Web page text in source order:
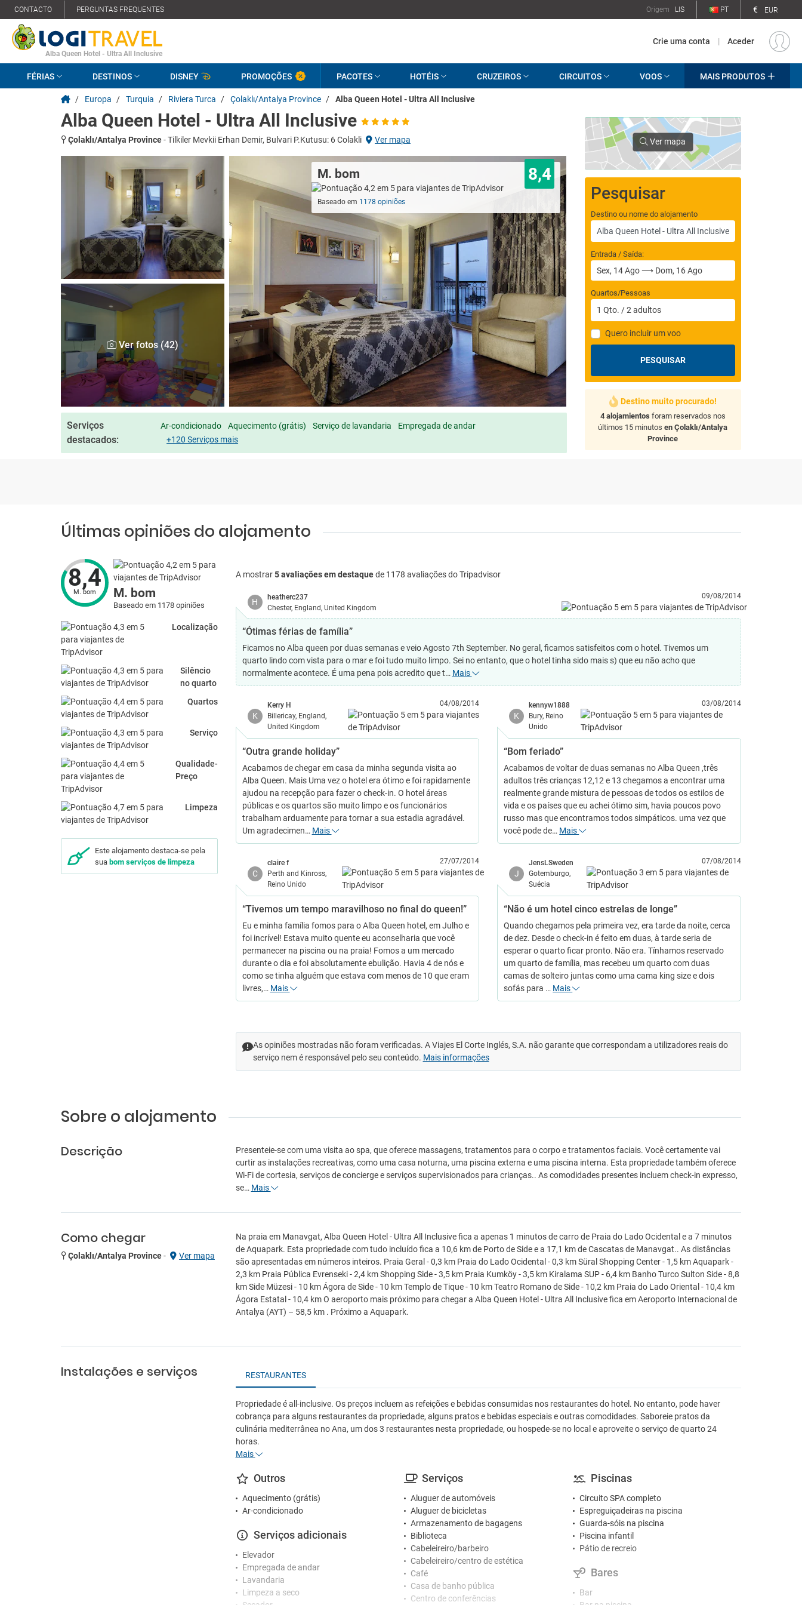
CONTACTO PERGUNTAS FREQUENTES Origem LIS PT € EUR
Alba Queen Hotel - Ultra All Inclusive
Crie uma conta | Aceder
FÉRIAS DESTINOS DISNEY PROMOÇÕES PACOTES HOTÉIS CRUZEIROS CIRCUITOS VOOS MAIS PRODUTOS
/ Europa / Turquia / Riviera Turca / Çolaklı/Antalya Province / Alba Queen Hotel - Ultra All Inclusive
Alba Queen Hotel - Ultra All Inclusive
Çolaklı/Antalya Province-Tilkiler Mevkii Erhan Demir, Bulvari P.Kutusu: 6 Colakli Ver mapa
Ver fotos (42)
M. bom 8,4
Baseado em 1178 opiniões
Serviços
destacados:
Ar-condicionado Aquecimento (grátis) Serviço de lavandaria
Empregada de andar
+120 Serviços mais
Ver mapa
Pesquisar
Destino ou nome do alojamento
Entrada / Saída:
Quartos/Pessoas
1 Qto. /2 adultos
Quero incluir um voo
PESQUISAR
Destino muito procurado!
4 alojamientos foram reservados nos
últimos 15 minutosen Çolaklı/Antalya
Province
Últimas opiniões do alojamento
8,4
M. bom M. bom
Baseado em 1178 opiniões
Localização
Silêncio
no quarto
Quartos
Serviço
Qualidade-
Preço
Limpeza
Este alojamento destaca-se pela
sua bom serviços de limpeza
A mostrar5 avaliações em destaquede 1178 avaliações do Tripadvisor
H
heatherc237
Chester, England, United Kingdom
09/08/2014
“Ótimas férias de família”
Ficamos no Alba queen por duas semanas e veio Agosto 7th September. No geral, ficamos satisfeitos com o hotel. Tivemos um
quarto lindo com vista para o mar e foi tudo muito limpo. Sei no entanto, que o hotel tinha sido mais s) que eu não acho que
normalmente acontece. É uma pena pois acredito que t… Mais
K
Kerry H
Billericay, England,
United Kingdom
04/08/2014
“Outra grande holiday”
Acabamos de chegar em casa da minha segunda visita ao
Alba Queen. Mais Uma vez o hotel era ótimo e foi rapidamente
ajudou na recepção para fazer o check-in. O hotel áreas
públicas e os quartos são muito limpo e os funcionários
trabalham arduamente para tornar a sua estadia agradável.
Um agradecimen… Mais
K
kennyw1888
Bury, Reino
Unido
03/08/2014
“Bom feriado”
Acabamos de voltar de duas semanas no Alba Queen ,três
adultos três crianças 12,12 e 13 chegamos a encontrar uma
realmente grande mistura de pessoas de todos os estilos de
vida e os países que eu achei ótimo sim, havia poucos povo
russo mas que encontramos todos simpáticos. uma vez que
você pode de… Mais
C
claire f
Perth and Kinross,
Reino Unido
27/07/2014
“Tivemos um tempo maravilhoso no final do queen!”
Eu e minha família fomos para o Alba Queen hotel, em Julho e
foi incrível! Estava muito quente eu aconselharia que você
permanecer na piscina ou na praia! Fomos a um mercado
durante o dia e foi absolutamente ebulição. Havia 4 de nós e
como se tinha alguém que estava com menos de 10 que eram
livres,… Mais
J
JensLSweden
Gotemburgo,
Suécia
07/08/2014
“Não é um hotel cinco estrelas de longe”
Quando chegamos pela primeira vez, era tarde da noite, cerca
de dez. Desde o check-in é feito em duas, à tarde seria de
esperar o quarto ficar pronto. Não era. Tínhamos reservado
um quarto de família, mas recebeu um quarto com duas
camas de solteiro juntas como uma cama king size e dois
sofás para … Mais
As opiniões mostradas não foram verificadas. A Viajes El Corte Inglés, S.A. não garante que correspondam a utilizadores reais do
serviço nem é responsável pelo seu conteúdo. Mais informações
Sobre o alojamento
Descrição
Presenteie-se com uma visita ao spa, que oferece massagens, tratamentos para o corpo e tratamentos faciais. Você certamente vai
curtir as instalações recreativas, como uma casa noturna, uma piscina externa e uma piscina interna. Esta propriedade também oferece
Wi-Fi de cortesia, serviços de concierge e serviços supervisionados para crianças.. As comodidades presentes incluem check-in expresso,
se… Mais
Como chegar
Çolaklı/Antalya Province- Ver mapa
Na praia em Manavgat, Alba Queen Hotel - Ultra All Inclusive fica a apenas 1 minutos de carro de Praia do Lado Ocidental e a 7 minutos
de Aquapark. Esta propriedade com tudo incluído fica a 10,6 km de Porto de Side e a 17,1 km de Cascatas de Manavgat.. As distâncias
são apresentadas em números inteiros. Praia Geral - 0,3 km Praia do Lado Ocidental - 0,3 km Süral Shopping Center - 1,5 km Aquapark -
2,3 km Praia Pública Evrenseki - 2,4 km Shopping Side - 3,5 km Praia Kumköy - 3,5 km Kiralama SUP - 6,4 km Banho Turco Sulton Side - 8,8
km Side Müzesi - 10 km Ágora de Side - 10 km Templo de Tique - 10 km Teatro Romano de Side - 10,2 km Praia do Lado Oriental - 10,4 km
Ágora Estatal - 10,4 km O aeroporto mais próximo para chegar a Alba Queen Hotel - Ultra All Inclusive fica em Aeroporto Internacional de
Antalya (AYT) – 58,5 km . Próximo a Aquapark.
Instalações e serviços RESTAURANTES
Propriedade é all-inclusive. Os preços incluem as refeições e bebidas consumidas nos restaurantes do hotel. No entanto, pode haver
cobrança para alguns restaurantes da propriedade, alguns pratos e bebidas especiais e outras comodidades. Saboreie pratos da
culinária mediterrânea no Ana, um dos 3 restaurantes nesta propriedade, ou hospede-se no local e aproveite o serviço de quarto 24
horas.
Mais
Outros
Aquecimento (grátis)
Ar-condicionado
Serviços adicionais
Elevador
Empregada de andar
Lavandaria
Limpeza a seco
Serviços
Aluguer de automóveis
Aluguer de bicicletas
Armazenamento de bagagens
Biblioteca
Cabeleireiro/barbeiro
Cabeleireiro/centro de estética
Café
Casa de banho pública
Centro de conferências
Piscinas
Circuito SPA completo
Espreguiçadeiras na piscina
Guarda-sóis na piscina
Piscina infantil
Pátio de recreio
Bares
Bar